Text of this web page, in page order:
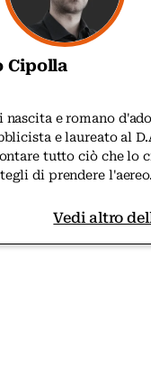
Cipolla
e romano
e laureato al
tutto ciò che lo
di prendere
Vedi altro